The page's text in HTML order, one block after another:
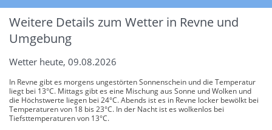
Weitere Details zum Wetter in Revne und
Umgebung
Wetter heute, 09.08.2026
In Revne gibt es morgens ungestörten Sonnenschein und die Temperatur
liegt bei 13°C. Mittags gibt es eine Mischung aus Sonne und Wolken und
die Höchstwerte liegen bei 24°C. Abends ist es in Revne locker bewölkt bei
Temperaturen von 18 bis 23°C. In der Nacht ist es wolkenlos bei
Tiefsttemperaturen von 13°C.